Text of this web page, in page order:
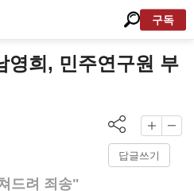
구독
영희, 민주연구원 부
답글쓰기
드려 죄송"